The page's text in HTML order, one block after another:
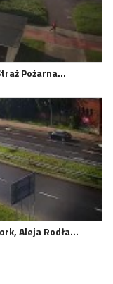
Pożarna…
Aleja Rodła…